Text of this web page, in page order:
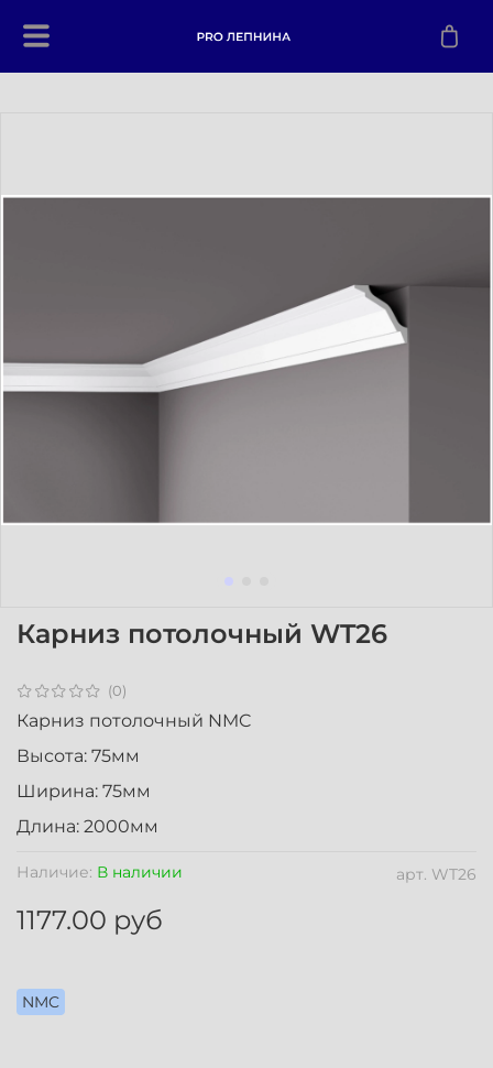
(0)
арт. WT26
Наличие: В наличии
NMC
Карниз потолочный WT26
1177.00 руб
Карниз потолочный NMC
Высота: 75мм
Ширина: 75мм
Длина: 2000мм